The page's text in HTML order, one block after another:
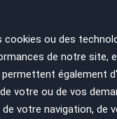
cookies ou des
de notre site,
également
votre ou de vos
votre navigation, de